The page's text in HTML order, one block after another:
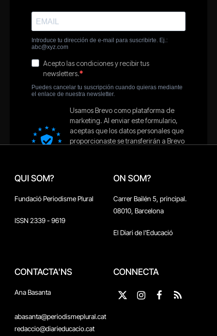
QUI SOM?
Fundació Periodisme Plural
ISSN 2339 - 9619
ON SOM?
Carrer Bailén 5, principal.
08010, Barcelona
El Diari de l'Educació
CONTACTA'NS
Ana Basanta
abasanta@periodismeplural.cat
redaccio@diarieducacio.cat
CONNECTA
X
Instagram
Facebook
RSS